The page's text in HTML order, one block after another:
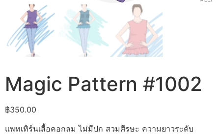
Magic Pattern #1002
฿350.00
แพทเทิร์นเสื้อคอกลม ไม่มีปก สวมศีรษะ ความยาวระดับ